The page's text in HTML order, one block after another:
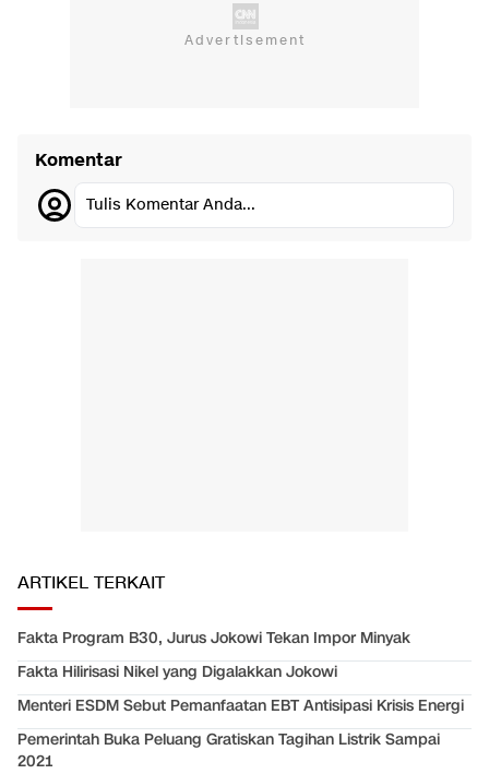
Komentar
Tulis Komentar Anda...
ARTIKEL TERKAIT
Fakta Program B30, Jurus Jokowi Tekan Impor Minyak
Fakta Hilirisasi Nikel yang Digalakkan Jokowi
Menteri ESDM Sebut Pemanfaatan EBT Antisipasi Krisis Energi
Pemerintah Buka Peluang Gratiskan Tagihan Listrik Sampai
2021